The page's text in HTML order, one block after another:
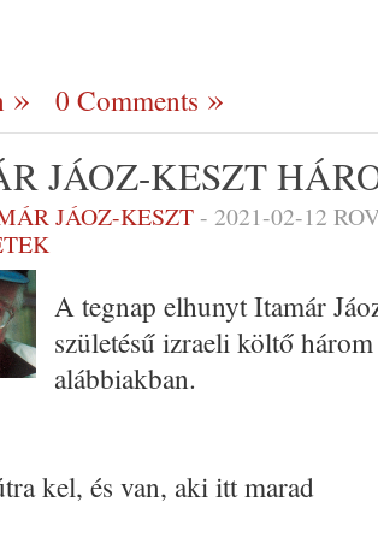
0 Comments
JÁOZ-KESZT
JÁOZ-KESZT- 2021-02-12
A tegnap elhunyt Itamár
születésű izraeli költő
alábbiakban.
kel, és van, aki itt marad